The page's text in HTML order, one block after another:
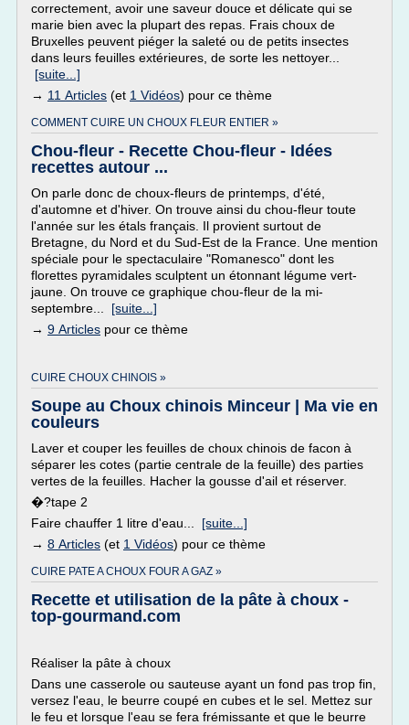
correctement, avoir une saveur douce et délicate qui se
marie bien avec la plupart des repas. Frais choux de
Bruxelles peuvent piéger la saleté ou de petits insectes
dans leurs feuilles extérieures, de sorte les nettoyer...
[suite...]
→ 11 Articles (et 1 Vidéos) pour ce thème
COMMENT CUIRE UN CHOUX FLEUR ENTIER »
Chou-fleur - Recette Chou-fleur - Idées
recettes autour ...
On parle donc de choux-fleurs de printemps, d'été,
d'automne et d'hiver. On trouve ainsi du chou-fleur toute
l'année sur les étals français. Il provient surtout de
Bretagne, du Nord et du Sud-Est de la France. Une mention
spéciale pour le spectaculaire "Romanesco" dont les
florettes pyramidales sculptent un étonnant légume vert-
jaune. On trouve ce graphique chou-fleur de la mi-
septembre... [suite...]
→ 9 Articles pour ce thème
CUIRE CHOUX CHINOIS »
Soupe au Choux chinois Minceur | Ma vie en
couleurs
Laver et couper les feuilles de choux chinois de facon à
séparer les cotes (partie centrale de la feuille) des parties
vertes de la feuilles. Hacher la gousse d'ail et réserver.
�?tape 2
Faire chauffer 1 litre d'eau... [suite...]
→ 8 Articles (et 1 Vidéos) pour ce thème
CUIRE PATE A CHOUX FOUR A GAZ »
Recette et utilisation de la pâte à choux -
top-gourmand.com
Réaliser la pâte à choux
Dans une casserole ou sauteuse ayant un fond pas trop fin,
versez l'eau, le beurre coupé en cubes et le sel. Mettez sur
le feu et lorsque l'eau se fera frémissante et que le beurre